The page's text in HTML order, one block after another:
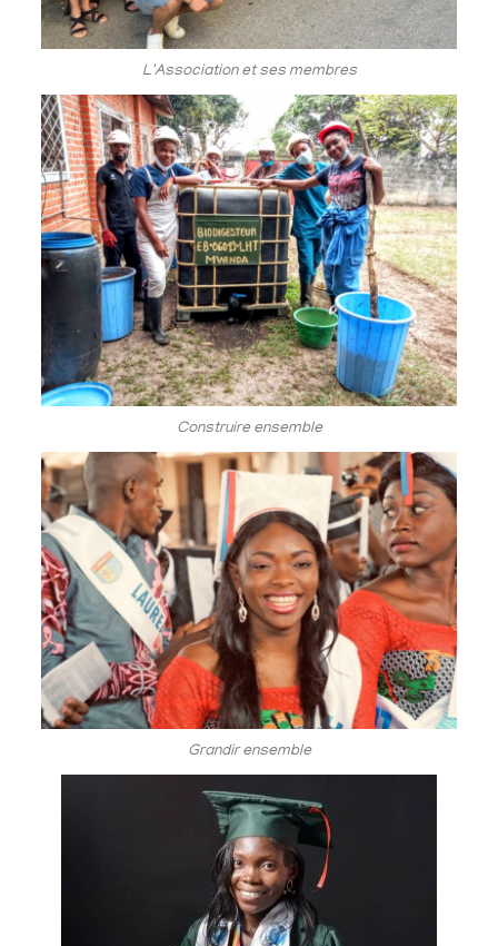
L'Association et ses membres
Construire ensemble
Grandir ensemble